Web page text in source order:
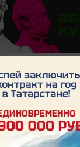
карта»